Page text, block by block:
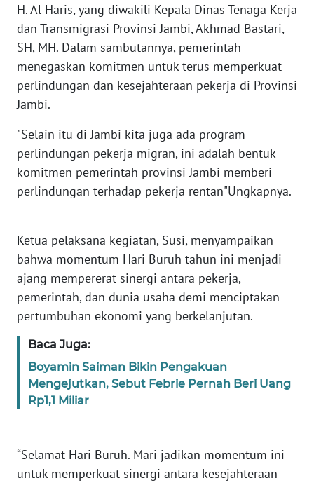
H. Al Haris, yang diwakili Kepala Dinas Tenaga Kerja
dan Transmigrasi Provinsi Jambi, Akhmad Bastari,
SH, MH. Dalam sambutannya, pemerintah
menegaskan komitmen untuk terus memperkuat
perlindungan dan kesejahteraan pekerja di Provinsi
Jambi.
"Selain itu di Jambi kita juga ada program
perlindungan pekerja migran, ini adalah bentuk
komitmen pemerintah provinsi Jambi memberi
perlindungan terhadap pekerja rentan"Ungkapnya.
Ketua pelaksana kegiatan, Susi, menyampaikan
bahwa momentum Hari Buruh tahun ini menjadi
ajang mempererat sinergi antara pekerja,
pemerintah, dan dunia usaha demi menciptakan
pertumbuhan ekonomi yang berkelanjutan.
Baca Juga:
Boyamin Saiman Bikin Pengakuan
Mengejutkan, Sebut Febrie Pernah Beri Uang
Rp1,1 Miliar
“Selamat Hari Buruh. Mari jadikan momentum ini
untuk memperkuat sinergi antara kesejahteraan
WN
JAKARTA
WN
JABAR
BANTEN
WN
NTT
KEPRI
WN
PAPUA
PAPUA
BARAT
WN
WN
SERAMBI